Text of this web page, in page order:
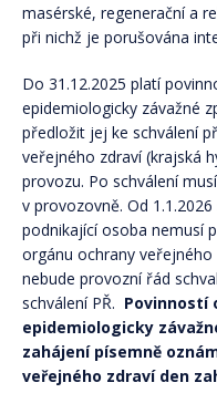
masérské, regenerační a
při nichž je porušována
Do 31.12.2025 platí
epidemiologicky závažné
předložit jej ke schválení
veřejného zdraví (krajská
provozu. Po schválení
v provozovně. Od
podnikající osoba nemusí
orgánu ochrany veřejného
nebude provozní řád
schválení PŘ. Povinností
epidemiologicky
zahájení písemně
veřejného zdraví den